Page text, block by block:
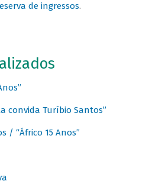
de ingressos.
convida Turíbio Santos”
/ “Áfrico 15 Anos”